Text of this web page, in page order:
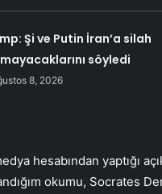
Şi ve Putin İran’a silah
söyledi
8, 2026
hesabından yaptığı
okumu, Socrates